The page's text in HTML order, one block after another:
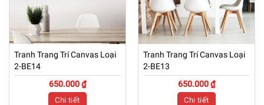
Tranh Trang Trí Canvas Loại
2-BE14
650.000 ₫
Chi tiết
Tranh Trang Trí Canvas Loại
2-BE13
650.000 ₫
Chi tiết